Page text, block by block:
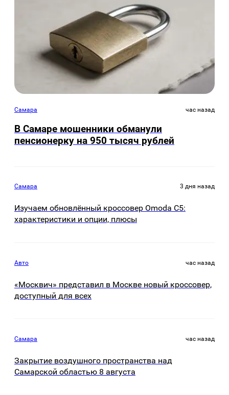
Самара час назад
В Самаре мошенники обманули
пенсионерку на 950 тысяч рублей
Самара 3 дня назад
Изучаем обновлённый кроссовер Omoda C5:
характеристики и опции, плюсы
Авто час назад
«Москвич» представил в Москве новый кроссовер,
доступный для всех
Самара час назад
Закрытие воздушного пространства над
Самарской областью 8 августа